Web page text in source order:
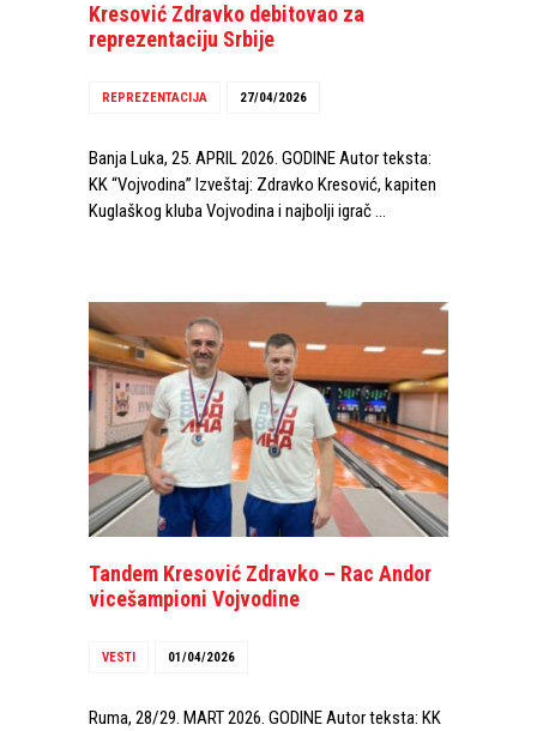
Kresović Zdravko debitovao za
reprezentaciju Srbije
REPREZENTACIJA 27/04/2026
Banja Luka, 25. APRIL 2026. GODINE Autor teksta:
KK “Vojvodina” Izveštaj: Zdravko Kresović, kapiten
Kuglaškog kluba Vojvodina i najbolji igrač …
Tandem Kresović Zdravko – Rac Andor
vicešampioni Vojvodine
VESTI 01/04/2026
Ruma, 28/29. MART 2026. GODINE Autor teksta: KK